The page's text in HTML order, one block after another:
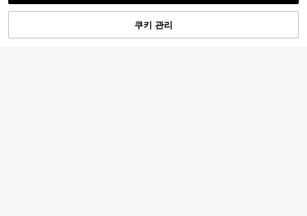
25% 할인! 장바구니 담기
쿠키 관리